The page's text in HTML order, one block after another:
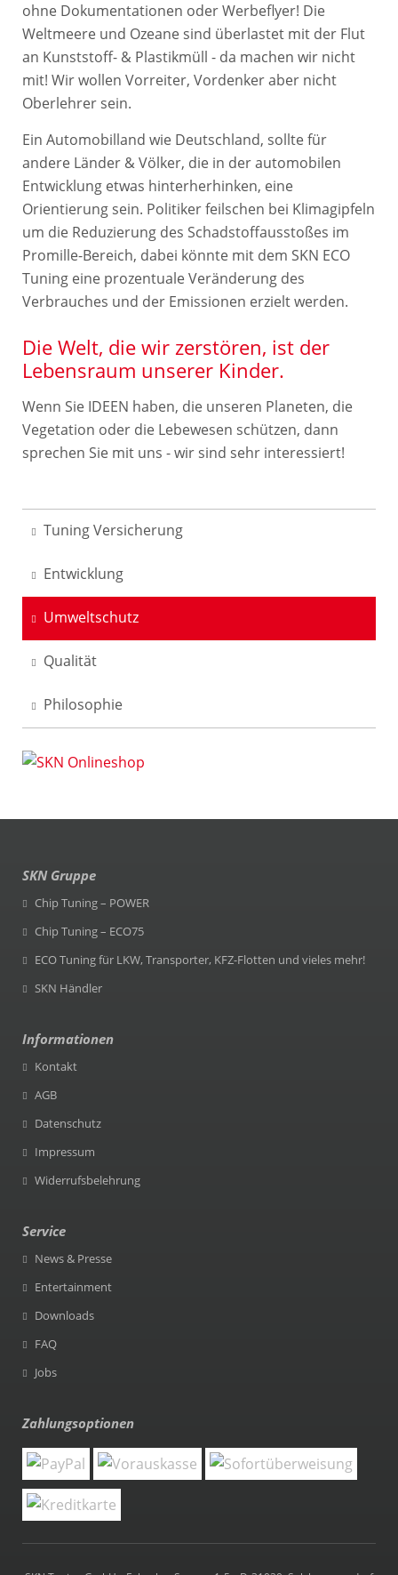
ohne Dokumentationen oder Werbeflyer! Die
Weltmeere und Ozeane sind überlastet mit der Flut
an Kunststoff- & Plastikmüll - da machen wir nicht
mit! Wir wollen Vorreiter, Vordenker aber nicht
Oberlehrer sein.
Ein Automobilland wie Deutschland, sollte für
andere Länder & Völker, die in der automobilen
Entwicklung etwas hinterherhinken, eine
Orientierung sein. Politiker feilschen bei Klimagipfeln
um die Reduzierung des Schadstoffausstoßes im
Promille-Bereich, dabei könnte mit dem SKN ECO
Tuning eine prozentuale Veränderung des
Verbrauches und der Emissionen erzielt werden.
Die Welt, die wir zerstören, ist der
Lebensraum unserer Kinder.
Wenn Sie IDEEN haben, die unseren Planeten, die
Vegetation oder die Lebewesen schützen, dann
sprechen Sie mit uns - wir sind sehr interessiert!
Tuning Versicherung
Entwicklung
Umweltschutz
Qualität
Philosophie
SKN Gruppe
Chip Tuning – POWER
Chip Tuning – ECO75
ECO Tuning für LKW, Transporter, KFZ-Flotten und vieles mehr!
SKN Händler
Informationen
Kontakt
AGB
Datenschutz
Impressum
Widerrufsbelehrung
Service
News & Presse
Entertainment
Downloads
FAQ
Jobs
Zahlungsoptionen